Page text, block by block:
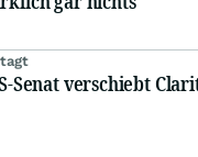
Senat verschiebt